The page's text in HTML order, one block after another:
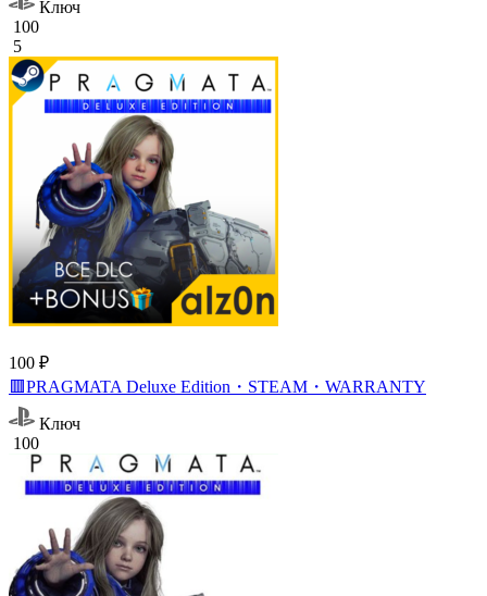
Ключ
100
5
100 ₽
🟥PRAGMATA Deluxe Edition・STEAM・WARRANTY
Ключ
100